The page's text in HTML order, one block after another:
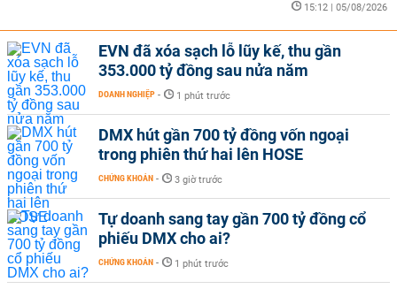
15:12 | 05/08/2026
EVN đã xóa sạch lỗ lũy kế, thu gần
353.000 tỷ đồng sau nửa năm
DOANH NGHIỆP - 1 phút trước
DMX hút gần 700 tỷ đồng vốn ngoại
trong phiên thứ hai lên HOSE
CHỨNG KHOÁN - 3 giờ trước
Tự doanh sang tay gần 700 tỷ đồng cổ
phiếu DMX cho ai?
CHỨNG KHOÁN - 1 phút trước